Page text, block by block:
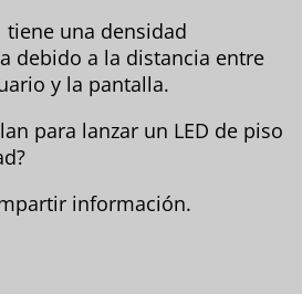
tiene una densidad
debido a la distancia entre
y la pantalla.
para lanzar un LED de piso
información.